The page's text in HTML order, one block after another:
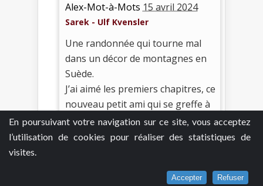
En poursuivant votre navigation sur ce site, vous acceptez
l’utilisation de cookies pour réaliser des statistiques de
visites.
Accepter Refuser
Alex-Mot-à-Mots 15 avril 2024
Sarek - Ulf Kvensler
Une randonnée qui tourne mal
dans un décor de montagnes en
Suède.
J’ai aimé les premiers chapitres, ce
nouveau petit ami qui se greffe à
l’aventure, son côté possessif.
Mais j’ai vite deviné que la
J’ai eu de la peine pour son petit-